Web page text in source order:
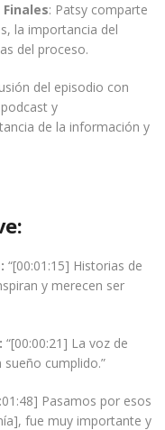
: Patsy comparte
la importancia del
del proceso.
del episodio con
y
de la información y
“[00:01:15] Historias de
y merecen ser
“[00:00:21] La voz de
cumplido.”
Pasamos por esos
fue muy importante y